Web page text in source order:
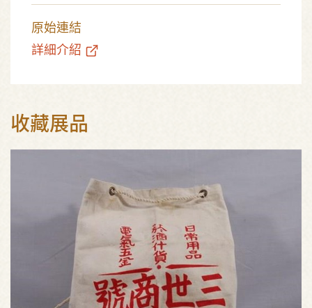
原始連結
詳細介紹
收藏展品